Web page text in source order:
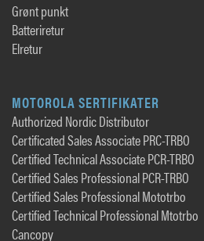
Grønt punkt
Batteriretur
Elretur
MOTOROLA SERTIFIKATER
Authorized Nordic Distributor
Certificated Sales Associate PRC-TRBO
Certified Technical Associate PCR-TRBO
Certified Sales Professional PCR-TRBO
Certified Sales Professional Mototrbo
Certified Technical Professional Mtotrbo
Cancopy